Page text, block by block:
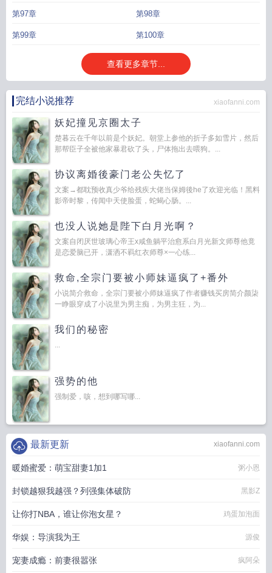
第97章 第98章
第99章 第100章
查看更多章节...
完结小说推荐 xiaofanni.com
妖妃撞见京圈太子
楚暮云在千年以前是个妖妃。朝堂上参他的折子多如雪片，然后
那帮臣子全被他家暴君砍了头，尸体拖出去喂狗。...
协议离婚後豪门老公失忆了
文案→都耽预收真少爷给残疾大佬当保姆後he了欢迎光临！黑料
影帝时黎，传闻中天使脸蛋，蛇蝎心肠。...
也没人说她是陛下白月光啊？
文案自闭厌世玻璃心帝王x咸鱼躺平治愈系白月光新文师尊他竟
是恋爱脑已开，潇洒不羁红衣师尊×一心练...
救命,全宗门要被小师妹逼疯了+番外
小说简介救命，全宗门要被小师妹逼疯了作者赚钱买房简介颜柒
一睁眼穿成了小说里为男主痴，为男主狂，为...
我们的秘密
...
强势的他
强制爱，咳，想到哪写哪...
xiaofanni.com
最新更新
暖婚蜜爱：萌宝甜妻1加1 粥小恩
封锁越狠我越强？列强集体破防 黑影Z
让你打NBA，谁让你泡女星？ 鸡蛋加泡面
华娱：导演我为王 源俊
宠妻成瘾：前妻很嚣张 疯阿朵